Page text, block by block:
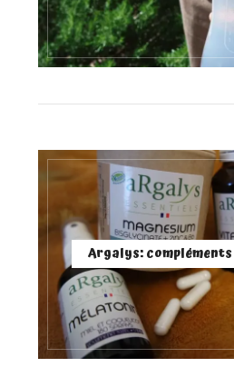
Argalys: